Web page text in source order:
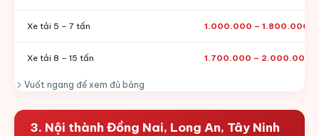
Xe tải 5 – 7 tấn 1.000.000 – 1.800.000đ
Xe tải 8 – 15 tấn 1.700.000 – 2.000.000đ
Vuốt ngang để xem đủ bảng
3. Nội thành Đồng Nai, Long An, Tây Ninh